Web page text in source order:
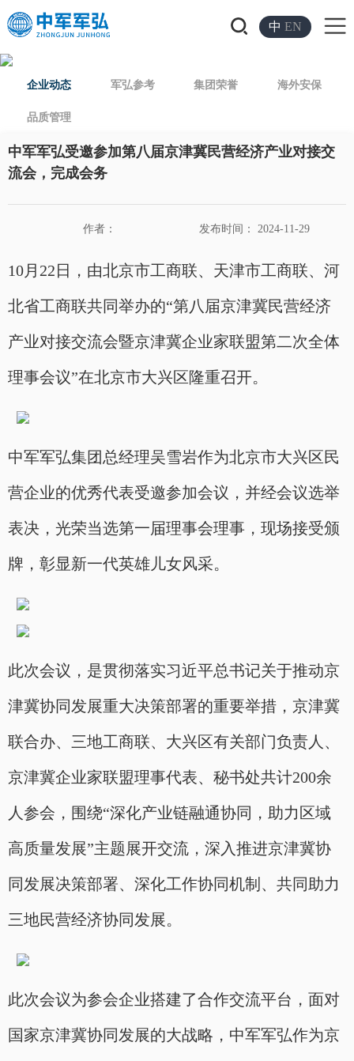
中EN
企业动态 军弘参考 集团荣誉 海外安保
品质管理
中军军弘受邀参加第八届京津冀民营经济产业对接交
流会，完成会务
作者： 发布时间： 2024-11-29
10月22日，由北京市工商联、天津市工商联、河
北省工商联共同举办的“第八届京津冀民营经济
产业对接交流会暨京津冀企业家联盟第二次全体
理事会议”在北京市大兴区隆重召开。
中军军弘集团总经理吴雪岩作为北京市大兴区民
营企业的优秀代表受邀参加会议，并经会议选举
表决，光荣当选第一届理事会理事，现场接受颁
牌，彰显新一代英雄儿女风采。
此次会议，是贯彻落实习近平总书记关于推动京
津冀协同发展重大决策部署的重要举措，京津冀
联合办、三地工商联、大兴区有关部门负责人、
京津冀企业家联盟理事代表、秘书处共计200余
人参会，围绕“深化产业链融通协同，助力区域
高质量发展”主题展开交流，深入推进京津冀协
同发展决策部署、深化工作协同机制、共同助力
三地民营经济协同发展。
此次会议为参会企业搭建了合作交流平台，面对
国家京津冀协同发展的大战略，中军军弘作为京